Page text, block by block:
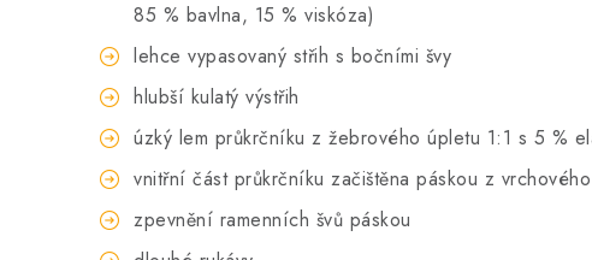
85 % bavlna, 15 % viskóza)
lehce vypasovaný střih s bočními švy
hlubší kulatý výstřih
úzký lem průkrčníku z žebrového úpletu 1:1 s 5 %
vnitřní část průkrčníku začištěna páskou z
zpevnění ramenních švů páskou